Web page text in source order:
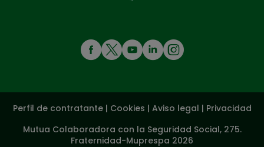
MENÚ
SOCIALES
Perfil de contratante| Cookies | Aviso legal | Privacidad
Mutua Colaboradora con la Seguridad Social, 275.
Fraternidad-Muprespa 2026